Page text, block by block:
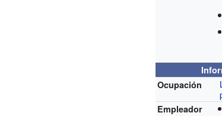
Ocupación
Empleador